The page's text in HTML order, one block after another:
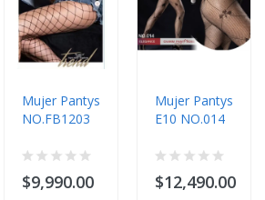
Mujer Pantys
NO.FB1203
$9,990.00
Mujer Pantys
E10 NO.014
$12,490.00